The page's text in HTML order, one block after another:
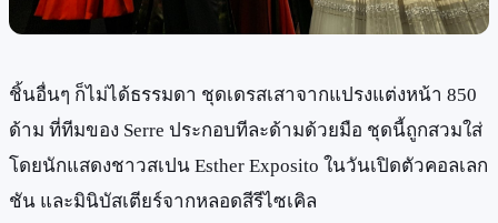
ชิ้นอื่นๆ ก็ไม่ได้ธรรมดา ชุดเดรสเสาจากแปรงแต่งหน้า 850
ด้าม ที่ทีมของ Serre ประกอบทีละด้ามด้วยมือ ชุดนี้ถูกสวมใส่
โดยนักแสดงชาวสเปน Esther Exposito ในวันเปิดตัวคอลเลก
ชัน และมินิบัสเตียร์จากหลอดสีรีไซเคิล